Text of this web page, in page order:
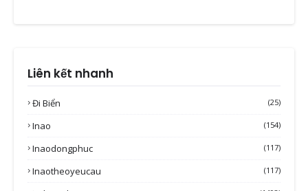
Liên kết nhanh
Đi Biển (25)
Inao (154)
Inaodongphuc (117)
Inaotheoyeucau (117)